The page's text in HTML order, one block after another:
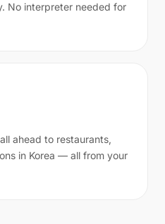
No interpreter needed for
ahead to restaurants,
in Korea — all from your